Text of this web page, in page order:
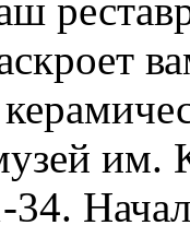
им.